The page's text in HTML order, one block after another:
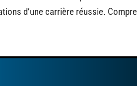
d’une carrière réussie.